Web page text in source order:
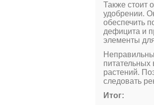
Также стоит
удобрении.
обеспечить
дефицита и
элементы
питательных
растений.
следовать
Итог: